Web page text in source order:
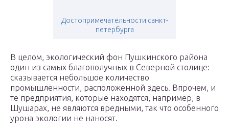
Достопримечательности санкт-
петербурга
В целом, экологический фон Пушкинского района
один из самых благополучных в Северной столице:
сказывается небольшое количество
промышленности, расположенной здесь. Впрочем, и
те предприятия, которые находятся, например, в
Шушарах, не являются вредными, так что особенного
урона экологии не наносят.